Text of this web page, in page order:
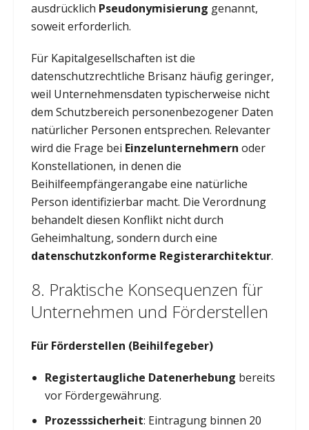
ausdrücklich Pseudonymisierung genannt,
soweit erforderlich.
Für Kapitalgesellschaften ist die
datenschutzrechtliche Brisanz häufig geringer,
weil Unternehmensdaten typischerweise nicht
dem Schutzbereich personenbezogener Daten
natürlicher Personen entsprechen. Relevanter
wird die Frage bei Einzelunternehmern oder
Konstellationen, in denen die
Beihilfeempfängerangabe eine natürliche
Person identifizierbar macht. Die Verordnung
behandelt diesen Konflikt nicht durch
Geheimhaltung, sondern durch eine
datenschutzkonforme Registerarchitektur.
8. Praktische Konsequenzen für
Unternehmen und Förderstellen
Für Förderstellen (Beihilfegeber)
Registertaugliche Datenerhebung bereits
vor Fördergewährung.
Prozesssicherheit: Eintragung binnen 20